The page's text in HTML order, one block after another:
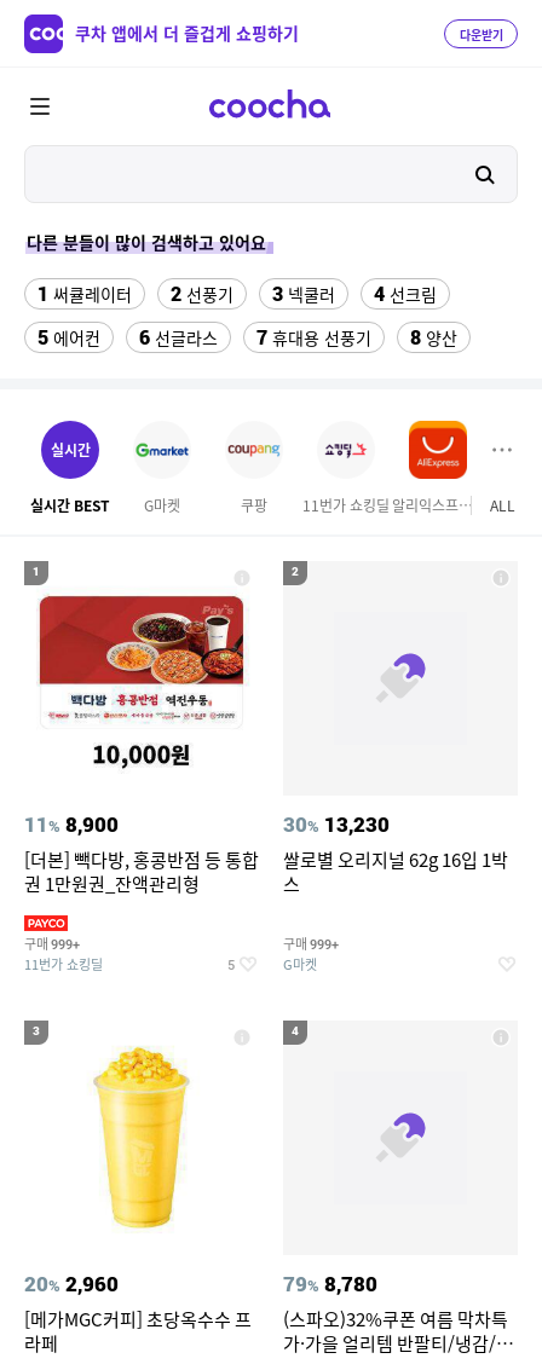
쿠차 앱에서 더 즐겁게 쇼핑하기 다운받기
다른 분들이 많이 검색하고 있어요
1 써큘레이터 2 선풍기 3 넥쿨러 4 선크림
5 에어컨 6 선글라스 7 휴대용 선풍기 8 양산
12 삼성갤럭시북프로, 32gb, win11포함 갤럭시 자급제
14 크록스 에코 클로그
16 다이소C타입 to HDMI 미러링 케이블
나노 게르마늄 의료기 침대
19 성인용세발자전거중고
ALL
실시간
실시간 BEST G마켓 쿠팡 11번가 쇼킹딜 알리익스프레스 현대홈
1
11% 8,900
[더본] 빽다방, 홍콩반점 등 통합
권 1만원권_잔액관리형
구매 999+
11번가 쇼킹딜 5
2
30% 13,230
쌀로별 오리지널 62g 16입 1박
스
구매 999+
G마켓
3
20% 2,960
[메가MGC커피] 초당옥수수 프
라페
4
79% 8,780
(스파오)32%쿠폰 여름 막차특
가·가을 얼리템 반팔티/냉감/반